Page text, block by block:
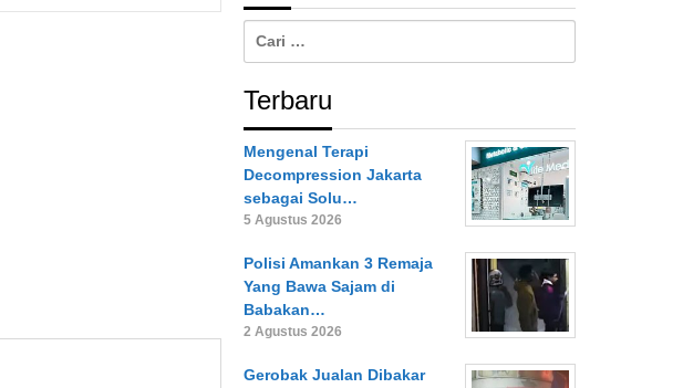
Terbaru
Mengenal Terapi
Decompression Jakarta
sebagai Solu…
5 Agustus 2026
Polisi Amankan 3 Remaja
Yang Bawa Sajam di
Babakan…
2 Agustus 2026
Gerobak Jualan Dibakar